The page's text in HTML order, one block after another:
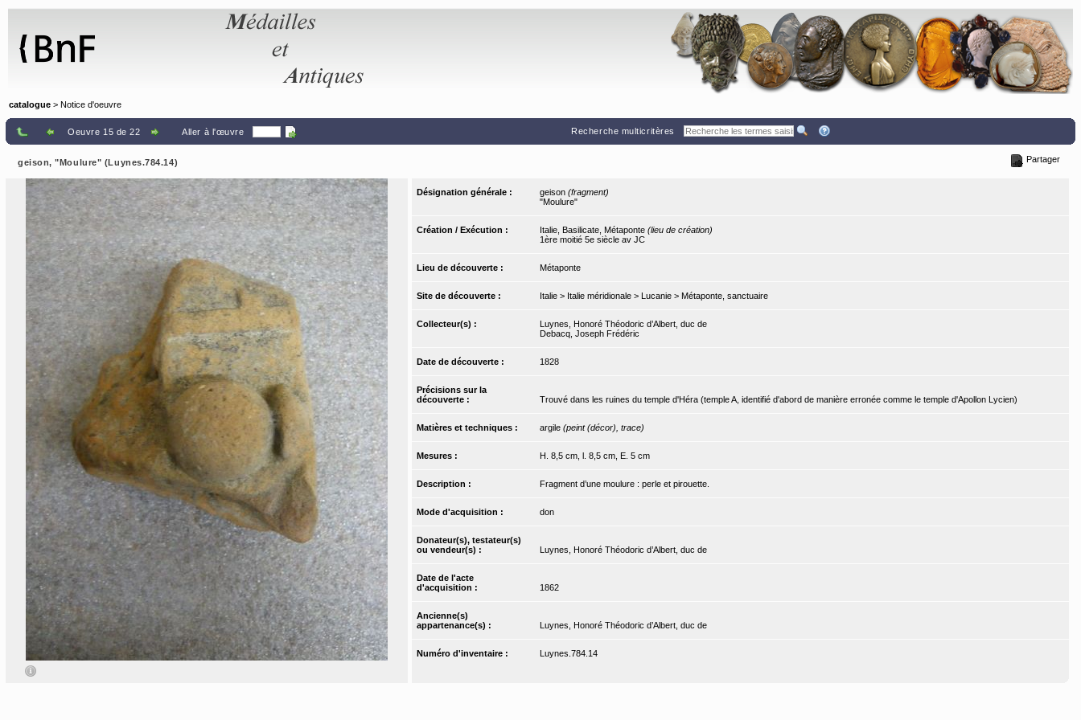
catalogue > Notice d'oeuvre
Oeuvre 15 de 22 Aller à l'œuvre Recherche multicritères
geison, "Moulure" (Luynes.784.14) Partager
Désignation générale : geison (fragment)
"Moulure"
Création / Exécution : Italie, Basilicate, Métaponte (lieu de création)
1ère moitié 5e siècle av JC
Lieu de découverte : Métaponte
Site de découverte : Italie > Italie méridionale > Lucanie > Métaponte, sanctuaire
Collecteur(s) :
Luynes, Honoré Théodoric d’Albert, duc de
Debacq, Joseph Frédéric
Date de découverte : 1828
Précisions sur la
découverte :
Trouvé dans les ruines du temple d'Héra (temple A, identifié d'abord de manière erronée comme le temple d'Apollon Lycien)
Matières et techniques : argile (peint (décor), trace)
Mesures : H. 8,5 cm, l. 8,5 cm, E. 5 cm
Description : Fragment d’une moulure : perle et pirouette.
Mode d'acquisition : don
Donateur(s), testateur(s)
ou vendeur(s) :
Luynes, Honoré Théodoric d’Albert, duc de
Date de l'acte
d'acquisition :
1862
Ancienne(s)
appartenance(s) :
Luynes, Honoré Théodoric d’Albert, duc de
Numéro d'inventaire : Luynes.784.14